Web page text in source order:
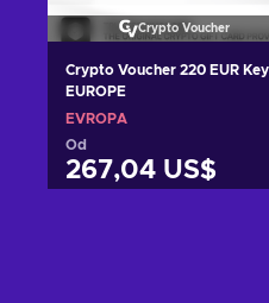
Crypto Voucher
Crypto Voucher 220 EUR Key
EUROPE
EVROPA
Od
267,04 US$